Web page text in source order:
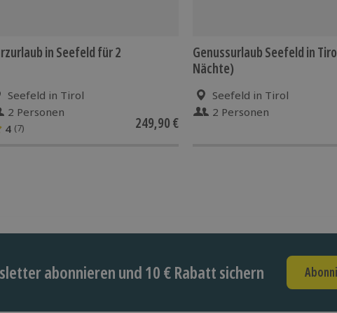
in Seefeld für 2
Seefeld in Tirol
2 Personen
4 (7) 249,90 €
Genussurlaub Seefeld in
Nächte)
Seefeld in Tirol
2 Personen
abonnieren und 10 € Rabatt sichern